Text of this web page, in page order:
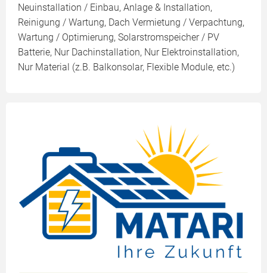
Neuinstallation / Einbau, Anlage & Installation,
Reinigung / Wartung, Dach Vermietung / Verpachtung,
Wartung / Optimierung, Solarstromspeicher / PV
Batterie, Nur Dachinstallation, Nur Elektroinstallation,
Nur Material (z.B. Balkonsolar, Flexible Module, etc.)